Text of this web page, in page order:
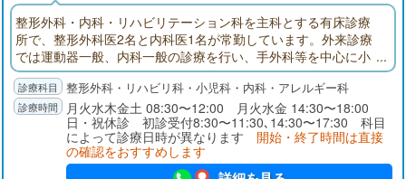
整形外科・内科・リハビリテーション科を主科とする有床診療
所で、整形外科医2名と内科医1名が常勤しています。外来診療
では運動器一般、内科一般の診療を行い、手外科等を中心に小
手術も行います。骨折などの緊急時の入院対応、また早期退院
の患者様を受け入れ、自宅に帰るまでの集中的な入院リハビリ
を行います。内科一般の在宅医療にも力を入れております。通
所リハビリでは、要支援・要介護の方の健康寿命の延伸に努め
整形外科・リハビリ科・小児科・内科・アレルギー科
月火水木金土 08:30〜12:00 月火水金 14:30〜18:00
日・祝休診 初診受付8:30〜11:30､14:30〜17:30 科目
によって診療日時が異なります 開始・終了時間は直接
の確認をおすすめします